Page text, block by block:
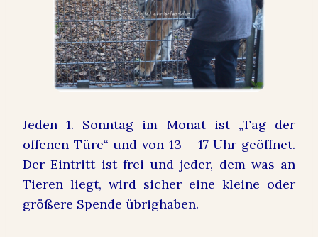
Jeden 1. Sonntag im Monat ist „Tag der
offenen Türe“ und von 13 – 17 Uhr geöffnet.
Der Eintritt ist frei und jeder, dem was an
Tieren liegt, wird sicher eine kleine oder
größere Spende übrighaben.